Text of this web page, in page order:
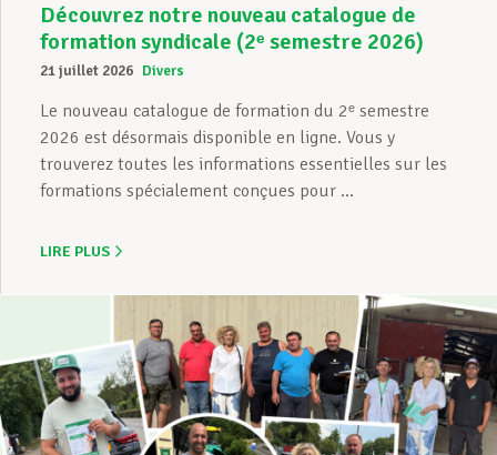
Découvrez notre nouveau catalogue de
formation syndicale (2ᵉ semestre 2026)
21 juillet 2026 Divers
Le nouveau catalogue de formation du 2ᵉ semestre
2026 est désormais disponible en ligne. Vous y
trouverez toutes les informations essentielles sur les
formations spécialement conçues pour ...
LIRE PLUS